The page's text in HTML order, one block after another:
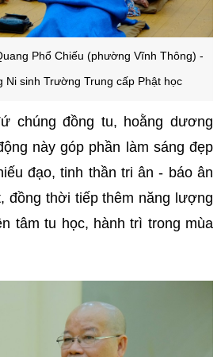
Phổ Chiếu (phường Vĩnh Thông) -
Ni sinh Trường Trung cấp Phật học
chúng đồng tu, hoằng dương
này góp phần làm sáng đẹp
đạo, tinh thần tri ân - báo ân
đồng thời tiếp thêm năng lượng
tâm tu học, hành trì trong mùa